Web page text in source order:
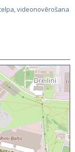
videonovērošana